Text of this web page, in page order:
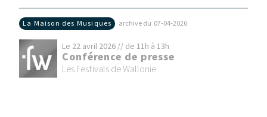
La Maison des Musiques archive du 07‑04‑2026
Le 22 avril 2026 // de 11h à 13h
Conférence de presse
Les Festivals de Wallonie